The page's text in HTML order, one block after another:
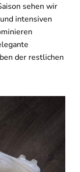
sehen wir
intensiven
der restlichen